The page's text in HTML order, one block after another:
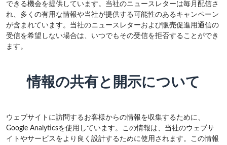
できる機会を提供しています。当社のニュースレターは毎月配信さ
れ、多くの有用な情報や当社が提供する可能性のあるキャンペーン
が含まれています。当社のニュースレターおよび販売促進用通信の
受信を希望しない場合は、いつでもその受信を拒否することができ
ます。
情報の共有と開示について
ウェブサイトに訪問するお客様からの情報を収集するために、
Google Analyticsを使用しています。この情報は、当社のウェブサ
イトやサービスをより良く設計するために使用されます。この情報